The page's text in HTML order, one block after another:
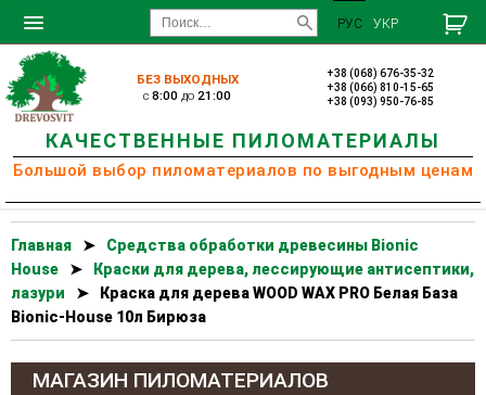
РУС УКР
БЕЗ ВЫХОДНЫХ
c8:00 до21:00
+38 (068) 676-35-32
+38 (066) 810-15-65
+38 (093) 950-76-85
КАЧЕСТВЕННЫЕ ПИЛОМАТЕРИАЛЫ
Большой выбор пиломатериалов по выгодным ценам
Главная ➤
Cредства обработки древесины Bionic
House
➤
Краски для дерева, лессирующие антисептики,
лазури
➤
Краска для дерева WOOD WAX PRO Белая База
Bionic-House 10л Бирюза
МАГАЗИН ПИЛОМАТЕРИАЛОВ